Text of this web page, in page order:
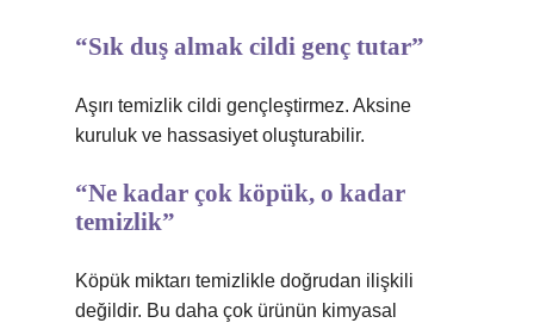
“Sık duş almak cildi genç tutar”
Aşırı temizlik cildi gençleştirmez. Aksine
kuruluk ve hassasiyet oluşturabilir.
“Ne kadar çok köpük, o kadar
temizlik”
Köpük miktarı temizlikle doğrudan ilişkili
değildir. Bu daha çok ürünün kimyasal